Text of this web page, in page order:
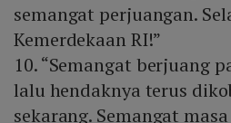
semangat perjuangan.
Kemerdekaan RI!”
10. “Semangat berjuang
lalu hendaknya terus
sekarang. Semangat